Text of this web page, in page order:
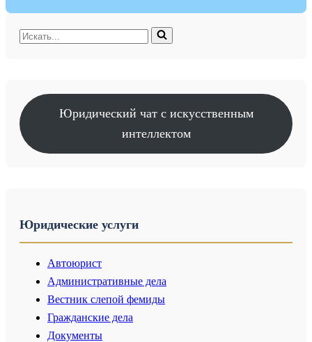
Искать...
Юридический чат с искусственным
интеллектом
Юридические услуги
Автоюрист
Административные дела
Вестник слепой фемиды
Гражданские дела
Документы